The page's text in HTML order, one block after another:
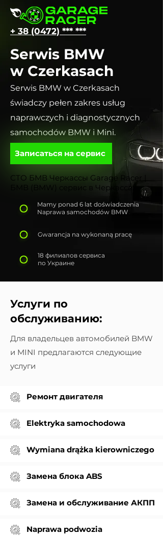
+ 38 (0472) *** ***
Serwis BMW
w Czerkasach
Serwis BMW w Czerkasach
świadczy pełen zakres usług
naprawczych i diagnostycznych
samochodów BMW i Mini.
Записаться на сервис
СТО БМВ Черкассы Garage Racer |
БМВ (BMW) сервис в Черкассах
Mamy ponad 6 lat doświadczenia
Naprawa samochodów BMW
Gwarancja na wykonaną pracę
18 филиалов сервиса
по Украине
Услуги по
обслуживанию:
Для владельцев автомобилей BMW
и MINI предлагаются следующие
услуги
Ремонт двигателя
Elektryka samochodowa
Wymiana drążka kierowniczego
Замена блока ABS
Замена и обслуживание АКПП
Naprawa podwozia